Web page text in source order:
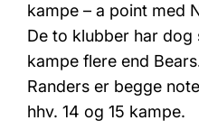
kampe – a point med
De to klubber har dog
kampe flere end
Randers er begge
hhv. 14 og 15 kampe.